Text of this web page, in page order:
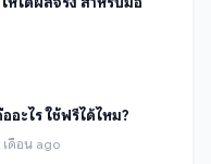
ะไร ใช้ฟรีได้ไหม?
เดือน ago